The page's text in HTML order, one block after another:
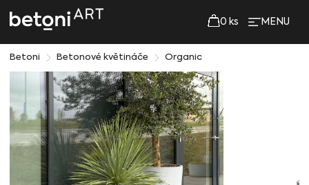
0 ks MENU
Betoni Betonové květináče Organic